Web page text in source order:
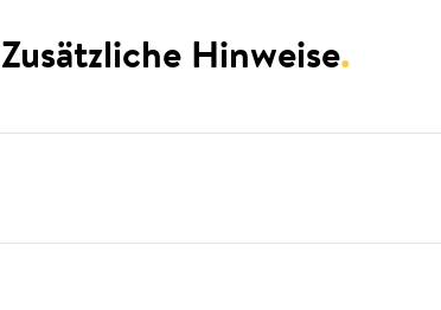
Zusätzliche Hinweise.